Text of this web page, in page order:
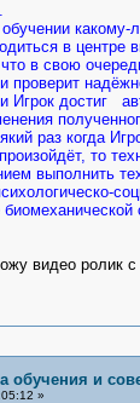
в центре
в свою
достиг
раз когда
то
выполнить
ролик с
обучения и
»